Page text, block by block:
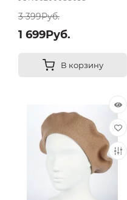
3 399Руб.
1 699Руб.
В корзину